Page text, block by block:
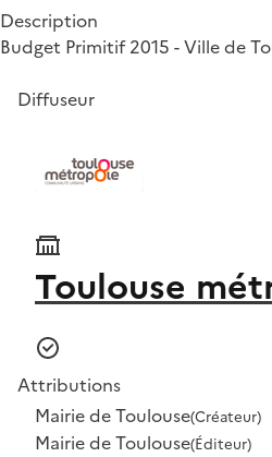
Description
Budget Primitif 2015 - Ville de
Diffuseur
Toulouse
Attributions
Mairie de Toulouse(Créateur)
Mairie de Toulouse(Éditeur)